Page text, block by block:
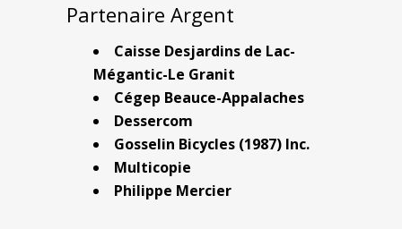
Partenaire Argent
Caisse Desjardins de Lac-
Mégantic-Le Granit
Cégep Beauce-Appalaches
Dessercom
Gosselin Bicycles (1987) Inc.
Multicopie
Philippe Mercier